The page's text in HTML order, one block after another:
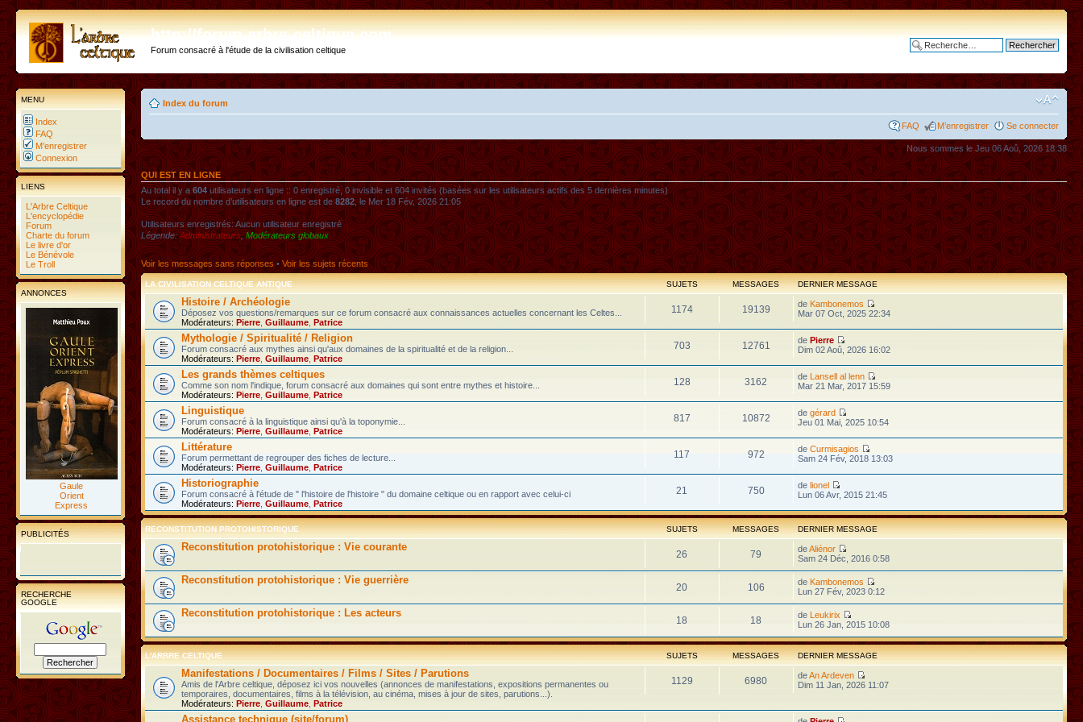
http://forum.arbre-celtique.com
Forum consacré à l'étude de la civilisation celtique
MENU
Index
FAQ
M’enregistrer
Connexion
LIENS
L'Arbre Celtique
L'encyclopédie
Forum
Charte du forum
Le livre d'or
Le Bénévole
Le Troll
ANNONCES
Gaule
Orient
Express
PUBLICITÉS
RECHERCHE
GOOGLE
Index du forum
FAQ M’enregistrer Se connecter
Nous sommes le Jeu 06 Aoû, 2026 18:38
QUI EST EN LIGNE
Au total il y a604utilisateurs en ligne :: 0 enregistré, 0 invisible et 604 invités (basées sur les utilisateurs actifs des 5 dernières minutes)
Le record du nombre d’utilisateurs en ligne est de8282, le Mer 18 Fév, 2026 21:05
Utilisateurs enregistrés: Aucun utilisateur enregistré
Légende:Administrateurs,Modérateurs globaux
Voir les messages sans réponses•Voir les sujets récents
LA CIVILISATION CELTIQUE ANTIQUE SUJETS MESSAGES DERNIER MESSAGE
Histoire / Archéologie
Déposez vos questions/remarques sur ce forum consacré aux connaissances actuelles concernant les Celtes...
Modérateurs: Pierre Guillaume Patrice
1174 19139 de Kambonemos
Mar 07 Oct, 2025 22:34
Mythologie / Spiritualité / Religion
Forum consacré aux mythes ainsi qu'aux domaines de la spiritualité et de la religion...
Modérateurs: Pierre Guillaume Patrice
703 12761 de Pierre
Dim 02 Aoû, 2026 16:02
Les grands thèmes celtiques
Comme son nom l'indique, forum consacré aux domaines qui sont entre mythes et histoire...
Modérateurs: Pierre Guillaume Patrice
128 3162 de Lansell al lenn
Mar 21 Mar, 2017 15:59
Linguistique
Forum consacré à la linguistique ainsi qu'à la toponymie...
Modérateurs: Pierre Guillaume Patrice
817 10872 de gérard
Jeu 01 Mai, 2025 10:54
Littérature
Forum permettant de regrouper des fiches de lecture...
Modérateurs: Pierre Guillaume Patrice
117 972 de Curmisagios
Sam 24 Fév, 2018 13:03
Historiographie
Forum consacré à l'étude de " l'histoire de l'histoire " du domaine celtique ou en rapport avec celui-ci
Modérateurs: Pierre Guillaume Patrice
21 750 de lionel
Lun 06 Avr, 2015 21:45
RECONSTITUTION PROTOHISTORIQUE SUJETS MESSAGES DERNIER MESSAGE
Reconstitution protohistorique : Vie courante
26 79 deAliénor
Sam 24 Déc, 2016 0:58
Reconstitution protohistorique : Vie guerrière
20 106 de Kambonemos
Lun 27 Fév, 2023 0:12
Reconstitution protohistorique : Les acteurs
18 18 de Leukirix
Lun 26 Jan, 2015 10:08
L'ARBRE CELTIQUE SUJETS MESSAGES DERNIER MESSAGE
Manifestations / Documentaires / Films / Sites / Parutions
Amis de l'Arbre celtique, déposez ici vos nouvelles (annonces de manifestations, expositions permanentes ou
temporaires, documentaires, films à la télévision, au cinéma, mises à jour de sites, parutions...).
Modérateurs: Pierre Guillaume Patrice
1129 6980 deAn Ardeven
Dim 11 Jan, 2026 11:07
Assistance technique (site/forum)